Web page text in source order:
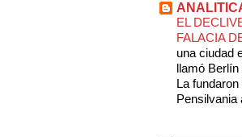
EL
FALACIA
una ciudad
llamó
La
Pensilvania